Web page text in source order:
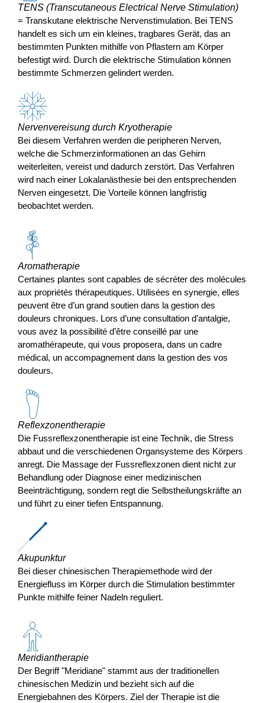
TENS (Transcutaneous Electrical Nerve Stimulation)
= Transkutane elektrische Nervenstimulation. Bei TENS
handelt es sich um ein kleines, tragbares Gerät, das an
bestimmten Punkten mithilfe von Pflastern am Körper
befestigt wird. Durch die elektrische Stimulation können
bestimmte Schmerzen gelindert werden.
Nervenvereisung durch Kryotherapie
Bei diesem Verfahren werden die peripheren Nerven,
welche die Schmerzinformationen an das Gehirn
weiterleiten, vereist und dadurch zerstört. Das Verfahren
wird nach einer Lokalanästhesie bei den entsprechenden
Nerven eingesetzt. Die Vorteile können langfristig
beobachtet werden.
Aromatherapie
Certaines plantes sont capables de sécréter des molécules
aux propriétés thérapeutiques. Utilisées en synergie, elles
peuvent être d’un grand soutien dans la gestion des
douleurs chroniques. Lors d’une consultation d’antalgie,
vous avez la possibilité d’être conseillé par une
aromathérapeute, qui vous proposera, dans un cadre
médical, un accompagnement dans la gestion des vos
douleurs.
Reflexzonentherapie
Die Fussreflexzonentherapie ist eine Technik, die Stress
abbaut und die verschiedenen Organsysteme des Körpers
anregt. Die Massage der Fussreflexzonen dient nicht zur
Behandlung oder Diagnose einer medizinischen
Beeinträchtigung, sondern regt die Selbstheilungskräfte an
und führt zu einer tiefen Entspannung.
Akupunktur
Bei dieser chinesischen Therapiemethode wird der
Energiefluss im Körper durch die Stimulation bestimmter
Punkte mithilfe feiner Nadeln reguliert.
Meridiantherapie
Der Begriff "Meridiane" stammt aus der traditionellen
chinesischen Medizin und bezieht sich auf die
Energiebahnen des Körpers. Ziel der Therapie ist die